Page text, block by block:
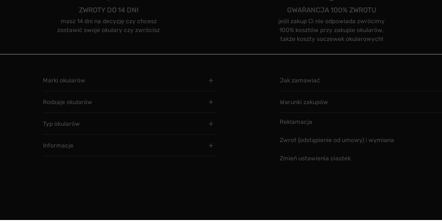
ZWROTY DO 14 DNI
masz 14 dni na decyzję czy chcesz
zostawić swoje okulary czy zwrócisz
GWARANCJA 100% ZWROTU
jeśli zakup Ci nie odpowiada zwrócimy
100% kosztów przy zakupie okularów,
także koszty soczewek okularowych!
Marki okularów
Rodzaje okularów
Typ okularów
Informacje
Jak zamawiać
Warunki zakupów
Reklamacja
Zwrot (odstąpienie od umowy) i wymiana
Zmień ustawienia ciastek